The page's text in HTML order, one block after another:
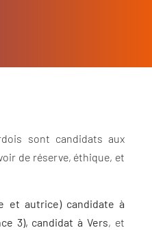
sont candidats aux
de réserve, éthique, et
et autrice) candidate à
3), candidat à Vers, et